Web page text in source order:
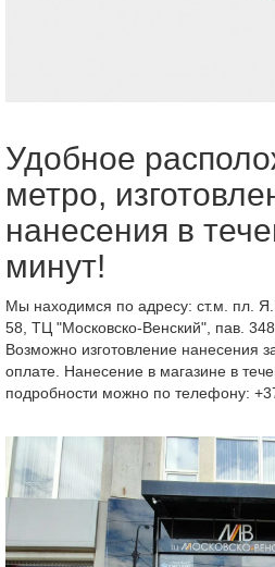
Удобное
метро,
нанесения в
минут!
Мы находимся по адресу: ст.м. пл.
58, ТЦ "Московско-Венский", пав.
Возможно изготовление нанесения
оплате. Нанесение в магазине в
подробности можно по телефону: